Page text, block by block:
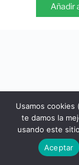
Añadir
libros.eco © -
Devoluciones
Usamos cookies
te damos la
usando este
Aceptar